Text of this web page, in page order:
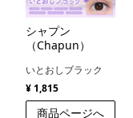
シャプン
（Chapun）
いとおしブラック
¥ 1,815
商品ページへ